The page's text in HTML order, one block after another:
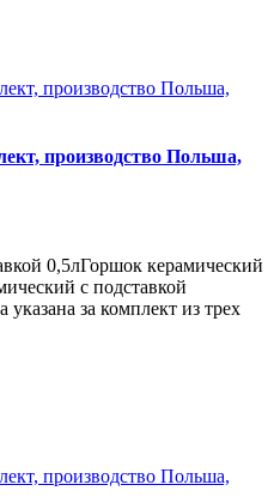
производство Польша,
0,5лГоршок керамический
с подставкой
за комплект из трех